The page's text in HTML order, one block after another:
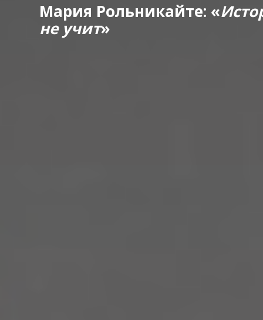
Мария Рольникайте: «
не учит»